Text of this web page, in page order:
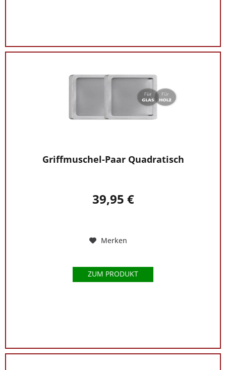
Griffmuschel-Paar Quadratisch
39,95 €
Merken
ZUM PRODUKT